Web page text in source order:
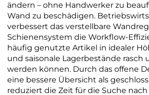
ändern – ohne Handwerker zu
Wand zu beschädigen.
verbessert das verstellbare
Schienensystem die Workflow-
häufig genutzte Artikel in idealer
und saisonale Lagerbestände rasch
werden können. Durch das offene
eine bessere Übersicht als
reduziert die Zeit für die Suche